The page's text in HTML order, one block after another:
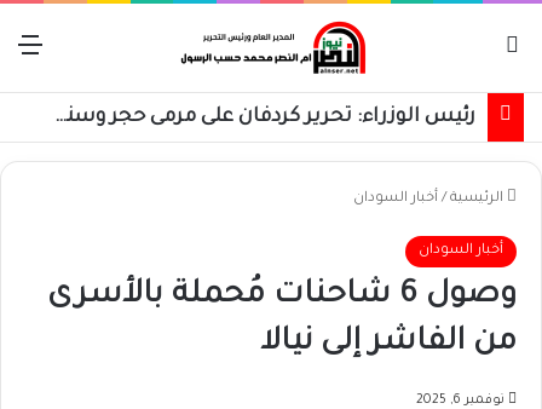
رئيس الوزراء: تحرير كردفان على مرمى حجر وسنسترد كل شبر
الرئيسية / أخبار السودان
أخبار السودان
وصول 6 شاحنات مُحملة بالأسرى
من الفاشر إلى نيالا
نوفمبر 6, 2025